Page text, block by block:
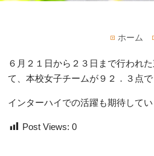
ホーム
６月２１日から２３日まで行われ
て、本校女子チームが９２．３点
インターハイでの活躍も期待してい
Post Views: 0